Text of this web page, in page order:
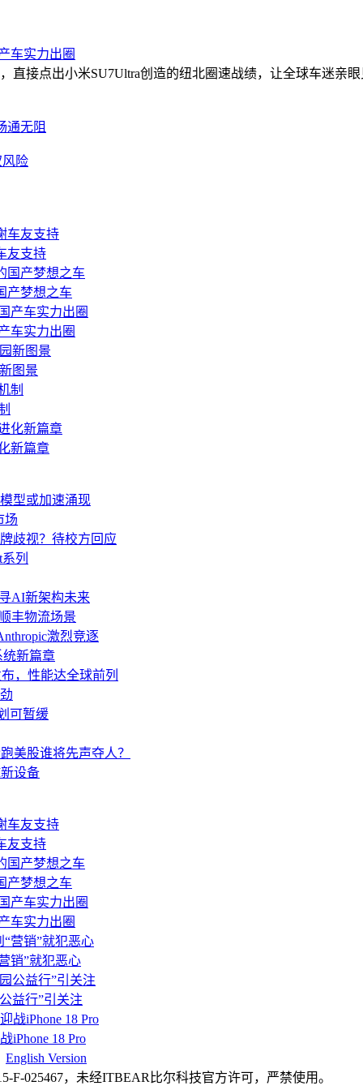
车实力出圈
直接点出小米SU7Ultra创造的纽北圈速战绩，让全球车迷亲
通无阻
风险
友支持
产梦想之车
车实力出圈
图景
新篇章
型或加速涌现
场
歧视？待校方回应
列
AI新架构未来
丰物流场景
激烈竞逐
统新篇章
，性能达全球前列
可暂缓
美股谁将先声夺人？
设备
友支持
产梦想之车
车实力出圈
销”就犯恶心
益行”引关注
iPhone 18 Pro
English Version
025467，未经ITBEAR比尔科技官方许可，严禁使用。